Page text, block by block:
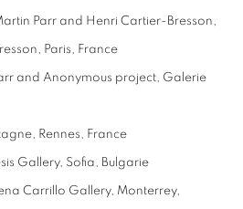
Parr and Henri Cartier-Bresson,
Paris, France
and Anonymous project, Galerie
Rennes, France
Gallery, Sofia, Bulgarie
Carrillo Gallery, Monterrey,